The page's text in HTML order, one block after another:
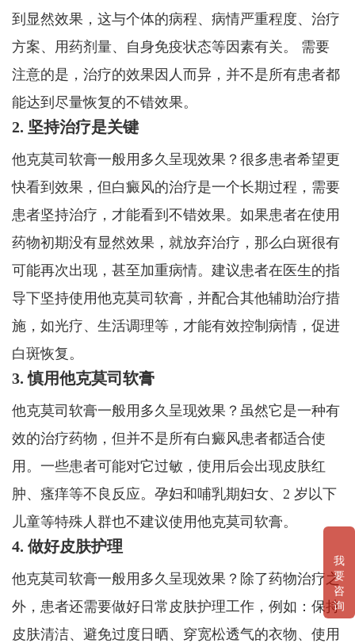
到显然效果，这与个体的病程、病情严重程度、治疗
方案、用药剂量、自身免疫状态等因素有关。 需要
注意的是，治疗的效果因人而异，并不是所有患者都
能达到尽量恢复的不错效果。
2. 坚持治疗是关键
他克莫司软膏一般用多久呈现效果？很多患者希望更
快看到效果，但白癜风的治疗是一个长期过程，需要
患者坚持治疗，才能看到不错效果。如果患者在使用
药物初期没有显然效果，就放弃治疗，那么白斑很有
可能再次出现，甚至加重病情。建议患者在医生的指
导下坚持使用他克莫司软膏，并配合其他辅助治疗措
施，如光疗、生活调理等，才能有效控制病情，促进
白斑恢复。
3. 慎用他克莫司软膏
他克莫司软膏一般用多久呈现效果？虽然它是一种有
效的治疗药物，但并不是所有白癜风患者都适合使
用。一些患者可能对它过敏，使用后会出现皮肤红
肿、瘙痒等不良反应。孕妇和哺乳期妇女、2 岁以下
儿童等特殊人群也不建议使用他克莫司软膏。
4. 做好皮肤护理
他克莫司软膏一般用多久呈现效果？除了药物治疗之
外，患者还需要做好日常皮肤护理工作，例如：保持
皮肤清洁、避免过度日晒、穿宽松透气的衣物、使用
我
要
咨
询